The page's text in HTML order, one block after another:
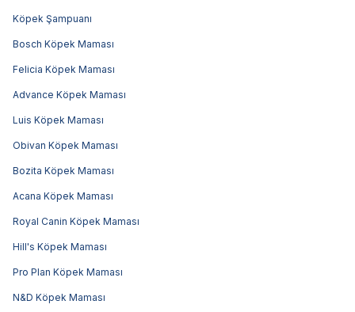
Köpek Şampuanı
Bosch Köpek Maması
Felicia Köpek Maması
Advance Köpek Maması
Luis Köpek Maması
Obivan Köpek Maması
Bozita Köpek Maması
Acana Köpek Maması
Royal Canin Köpek Maması
Hill's Köpek Maması
Pro Plan Köpek Maması
N&D Köpek Maması